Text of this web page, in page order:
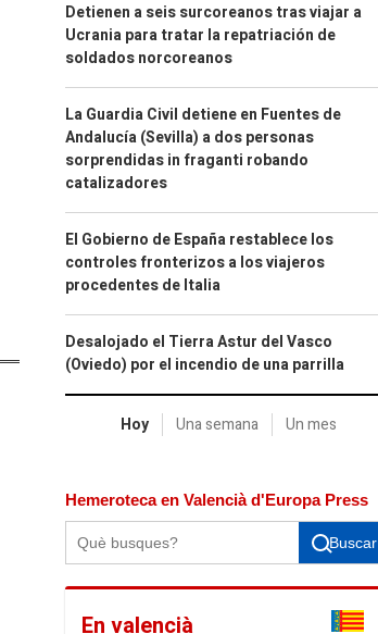
Detienen a seis surcoreanos tras viajar a
Ucrania para tratar la repatriación de
soldados norcoreanos
La Guardia Civil detiene en Fuentes de
Andalucía (Sevilla) a dos personas
sorprendidas in fraganti robando
catalizadores
El Gobierno de España restablece los
controles fronterizos a los viajeros
procedentes de Italia
Desalojado el Tierra Astur del Vasco
(Oviedo) por el incendio de una parrilla
Hoy Una semana Un mes
Hemeroteca en Valencià d'Europa Press
Buscar
En valencià